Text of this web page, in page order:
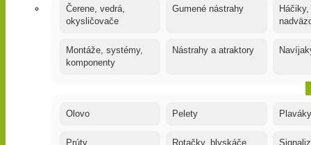
Čerene, vedrá,
okysličovače
Gumené nástrahy
Montáže, systémy,
komponenty
Nástrahy a atraktory
Olovo Pelety
Prúty
Rotačky, blyskáče,